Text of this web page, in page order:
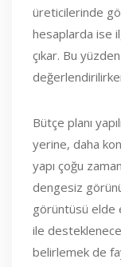
üreticilerinde
hesaplarda ise
çıkar. Bu
Bütçe planı
yerine, daha
yapı çoğu
dengesiz
görüntüsü elde
ile
belirlemek de